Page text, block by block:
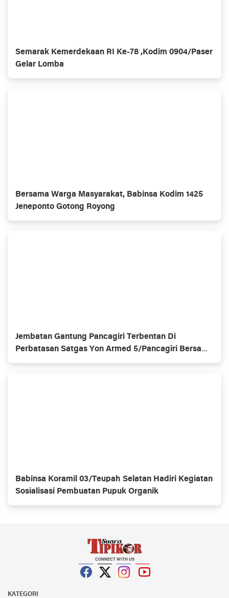
Semarak Kemerdekaan RI Ke-78 ,Kodim 0904/Paser
Gelar Lomba
Bersama Warga Masyarakat, Babinsa Kodim 1425
Jeneponto Gotong Royong
Jembatan Gantung Pancagiri Terbentan Di
Perbatasan Satgas Yon Armed 5/Pancagiri Bersama
Vertikal Rescue Dan PT MA/BDRMS
Babinsa Koramil 03/Teupah Selatan Hadiri Kegiatan
Sosialisasi Pembuatan Pupuk Organik
CONNECT WITH US
KATEGORI